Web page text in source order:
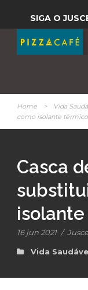
SIGA O
Home > Vida
como isolante térmico
Casca
16 jun 2021 /
Vida